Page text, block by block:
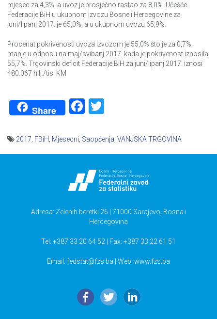
mjesec za 4,3%, a uvoz je prosječno rastao za 8,0%. Učešće
Federacije BiH u ukupnom izvozu Bosne i Hercegovine za
juni/lipanj 2017. je 65,0%, a u ukupnom uvozu 65,9%.
Procenat pokrivenosti uvoza izvozom je 55,0% što je za 0,7%
manje u odnosu na maj/svibanj 2017. kada je pokrivenost iznosila
55,7%. Trgovinski deficit Federacije BiH za juni/lipanj 2017. iznosi
480.067 hilj./tis. KM
Share Facebook
2017 FBiH Mjesecni Saopćenja VANJSKA TRGOVINA
Adresa: Zelenih beretki 26 | 71000 Sarajevo, Bosna i
Hercegovina
Tel: +387 33 20 64 52 | Fax: +387 33 22 61 51
Email: fedstat@fzs.ba | Web: www.fzs.ba